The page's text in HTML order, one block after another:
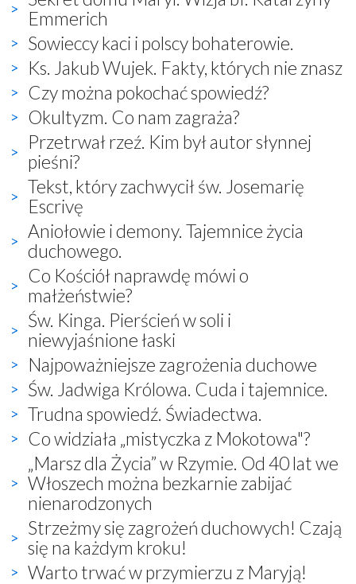
Emmerich
Sowieccy kaci i polscy bohaterowie.
Ks. Jakub Wujek. Fakty, których nie znasz
Czy można pokochać spowiedź?
Okultyzm. Co nam zagraża?
Przetrwał rzeź. Kim był autor słynnej
pieśni?
Tekst, który zachwycił św. Josemarię
Escrivę
Aniołowie i demony. Tajemnice życia
duchowego.
Co Kościół naprawdę mówi o
małżeństwie?
Św. Kinga. Pierścień w soli i
niewyjaśnione łaski
Najpoważniejsze zagrożenia duchowe
Św. Jadwiga Królowa. Cuda i tajemnice.
Trudna spowiedź. Świadectwa.
Co widziała „mistyczka z Mokotowa"?
„Marsz dla Życia” w Rzymie. Od 40 lat we
Włoszech można bezkarnie zabijać
nienarodzonych
Strzeżmy się zagrożeń duchowych! Czają
się na każdym kroku!
Warto trwać w przymierzu z Maryją!